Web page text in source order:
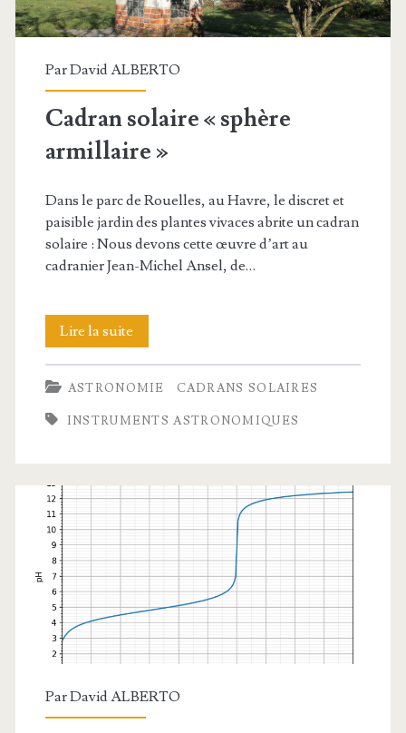
ParDavid ALBERTO
Cadran solaire « sphère
armillaire »
Dans le parc de Rouelles, au Havre, le discret et
paisible jardin des plantes vivaces abrite un cadran
solaire : Nous devons cette œuvre d’art au
cadranier Jean-Michel Ansel, de…
Lire la suite
solaire
« sphère
armillaire »
ASTRONOMIE CADRANS SOLAIRES
INSTRUMENTS ASTRONOMIQUES
ParDavid ALBERTO